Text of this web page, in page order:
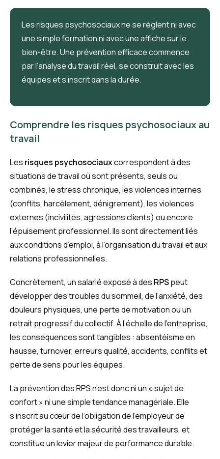
Les risques psychosociaux ne se règlent ni avec
une simple formation ni avec une affiche sur le
bien-être. Une prévention efficace commence
par l’analyse du travail réel, se construit avec les
équipes et s’inscrit dans la durée.
Comprendre les risques psychosociaux au
travail
Les risques psychosociauxcorrespondent à des
situations de travail où sont présents, seuls ou
combinés, le stress chronique, les violences internes
(conflits, harcèlement, dénigrement), les violences
externes (incivilités, agressions clients) ou encore
l’épuisement professionnel. Ils sont directement liés
aux conditions d’emploi, à l’organisation du travail et aux
relations professionnelles.
Concrètement, un salarié exposé à des RPSpeut
développer des troubles du sommeil, de l’anxiété, des
douleurs physiques, une perte de motivation ou un
retrait progressif du collectif. À l’échelle de l’entreprise,
les conséquences sont tangibles : absentéisme en
hausse, turnover, erreurs qualité, accidents, conflits et
perte de sens pour les équipes.
La prévention des RPS n’est donc ni un « sujet de
confort » ni une simple tendance managériale. Elle
s’inscrit au cœur de l’obligation de l’employeur de
protéger la santé et la sécurité des travailleurs, et
constitue un levier majeur de performance durable.